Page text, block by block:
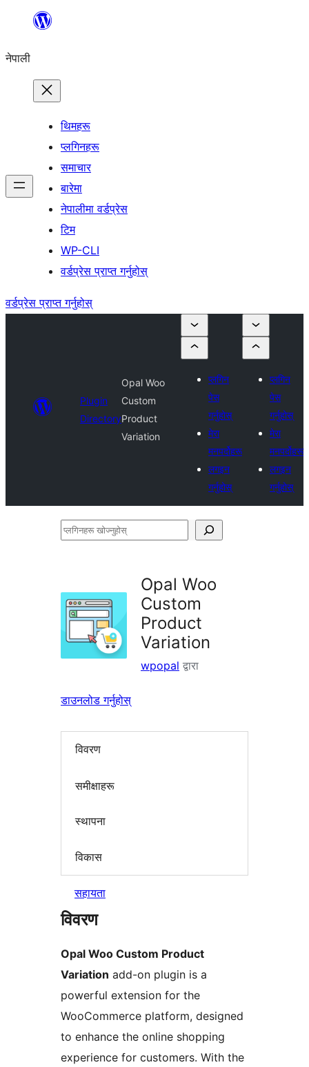
सामग्रीमा
नेपाली
थिमहरू
प्लगिनहरू
समाचार
बारेमा
नेपालीमा वर्डप्रेस
टिम
WP-CLI
वर्डप्रेस प्राप्त गर्नुहोस्
वर्डप्रेस प्राप्त गर्नुहोस्
Plugin
Directory
Opal Woo
Custom
Product
Variation
प्लगिन
पेस
गर्नुहोस्
मेरा
मनपर्दोहरू
लगइन
गर्नुहोस्
प्लगिन
पेस
गर्नुहोस्
मेरा
मनपर्दोहरू
लगइन
गर्नुहोस्
प्लगिनहरू
Opal Woo
Custom
Product
Variation
wpopal द्वारा
डाउनलोड गर्नुहोस्
विवरण
समीक्षाहरू
स्थापना
विकास
सहायता
विवरण
Opal Woo Custom Product
Variation add-on plugin is a
powerful extension for the
WooCommerce platform, designed
to enhance the online shopping
experience for customers. With the